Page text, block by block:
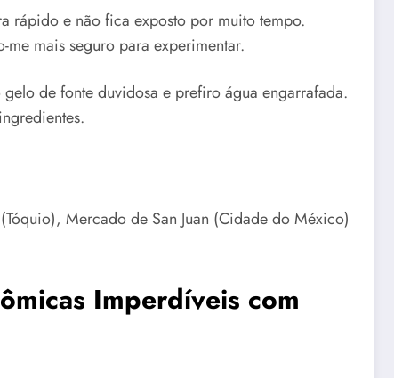
rápido e não fica exposto por muito tempo.
mais seguro para experimentar.
de fonte duvidosa e prefiro água engarrafada.
Mercado de San Juan (Cidade do México)
Imperdíveis com